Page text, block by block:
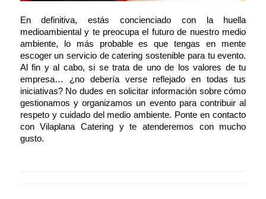
En definitiva, estás concienciado con la huella
medioambiental y te preocupa el futuro de nuestro medio
ambiente, lo más probable es que tengas en mente
escoger un servicio de catering sostenible para tu evento.
Al fin y al cabo, si se trata de uno de los valores de tu
empresa… ¿no debería verse reflejado en todas tus
iniciativas? No dudes en solicitar información sobre cómo
gestionamos y organizamos un evento para contribuir al
respeto y cuidado del medio ambiente. Ponte en contacto
conVilaplana Cateringy te atenderemos con mucho
gusto.